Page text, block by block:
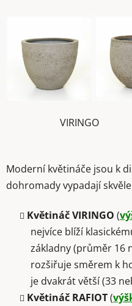
Moderní květináče jsou k
dohromady vypadají
Květináč VIRINGO (
nejvíce blíží
základny (průměr 16
rozšiřuje směrem k
je dvakrát větší (33
Květináč RAFIOT(